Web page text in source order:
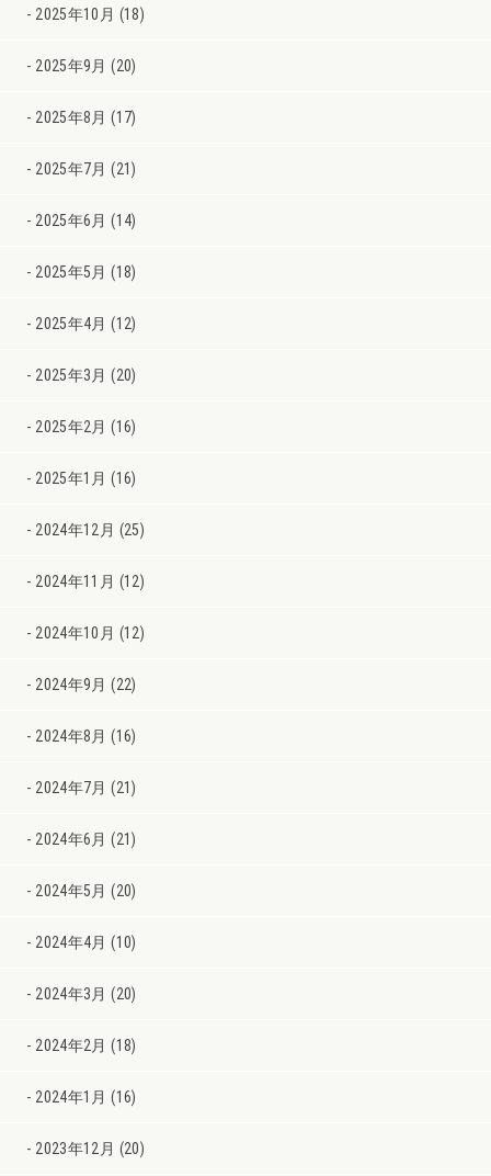
2025年10月 (18)
2025年9月 (20)
2025年8月 (17)
2025年7月 (21)
2025年6月 (14)
2025年5月 (18)
2025年4月 (12)
2025年3月 (20)
2025年2月 (16)
2025年1月 (16)
2024年12月 (25)
2024年11月 (12)
2024年10月 (12)
2024年9月 (22)
2024年8月 (16)
2024年7月 (21)
2024年6月 (21)
2024年5月 (20)
2024年4月 (10)
2024年3月 (20)
2024年2月 (18)
2024年1月 (16)
2023年12月 (20)